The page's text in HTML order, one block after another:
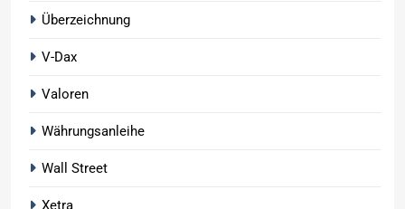
Überzeichnung
V-Dax
Valoren
Währungsanleihe
Wall Street
Xetra